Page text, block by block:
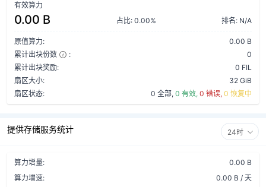
有效算力
0.00 B 占比: 0.00% 排名: N/A
原值算力:
0.00 B
累计出块份数
:
0
累计出块奖励:
0 FIL
扇区大小:
32 GiB
扇区状态:
0 全部, 0 有效, 0 错误, 0 恢复中
提供存储服务统计 24时
算力增量:
0.00 B
算力增速:
0.00 B / 天